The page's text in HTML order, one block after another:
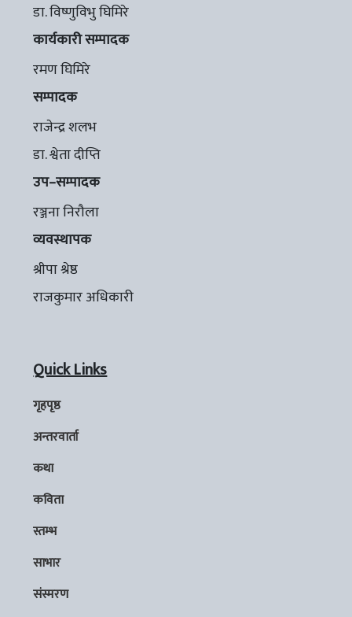
डा. विष्णुविभु घिमिरे
कार्यकारी सम्पादक
रमण घिमिरे
सम्पादक
राजेन्द्र शलभ
डा. श्वेता दीप्ति
उप–सम्पादक
रञ्जना निरौला
व्यवस्थापक
श्रीपा श्रेष्ठ
राजकुमार अधिकारी
Quick Links
गृहपृष्ठ
अन्तरवार्ता
कथा
कविता
स्तम्भ
साभार
संस्मरण